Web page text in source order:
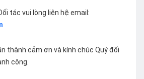
tác vui lòng liên hệ email:
thành cảm ơn và kính chúc Quý đối
công.